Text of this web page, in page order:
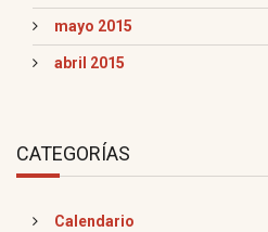
mayo 2015
abril 2015
CATEGORÍAS
Calendario